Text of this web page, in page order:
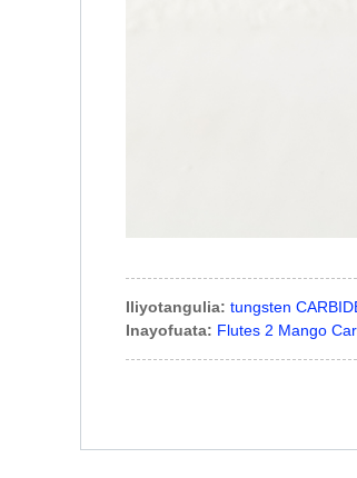
Iliyotangulia: tungsten
Inayofuata: Flutes 2 Mango